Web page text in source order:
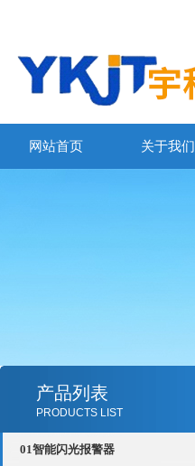
网站首页 关于我们
产品列表
PRODUCTS LIST
01智能闪光报警器